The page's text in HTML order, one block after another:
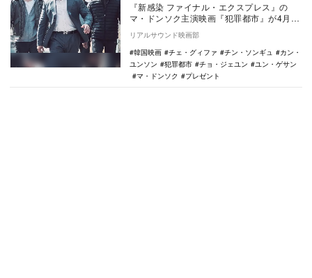
『新感染 ファイナル・エクスプレス』の
マ・ドンソク主演映画『犯罪都市』が4月28
日に公開される。 韓国では680万人を超
える…
リアルサウンド映画部
韓国映画
チェ・グィファ チン・ソンギュ
カン・
ユンソン
犯罪都市 チョ・ジェユン
ユン・ゲサン
マ・ドンソク
プレゼント